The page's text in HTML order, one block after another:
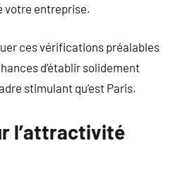
votre entreprise.
ces vérifications préalables
d’établir solidement
stimulant qu’est Paris.
l’attractivité